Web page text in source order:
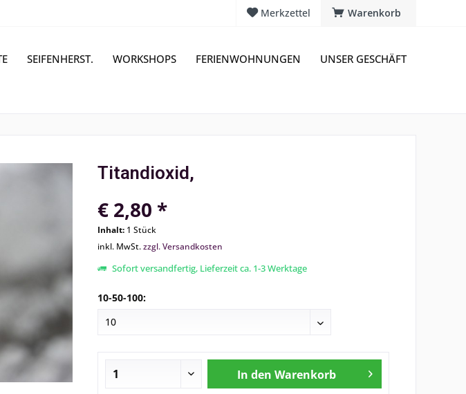
Warenkorb
Merkzettel
SEIFENHERST. WORKSHOPS FERIENWOHNUNGEN UNSER GESCHÄFT
Titandioxid,
€ 2,80 *
Inhalt: 1 Stück
inkl. MwSt.zzgl. Versandkosten
Sofort versandfertig, Lieferzeit ca. 1-3 Werktage
10-50-100:
In den Warenkorb